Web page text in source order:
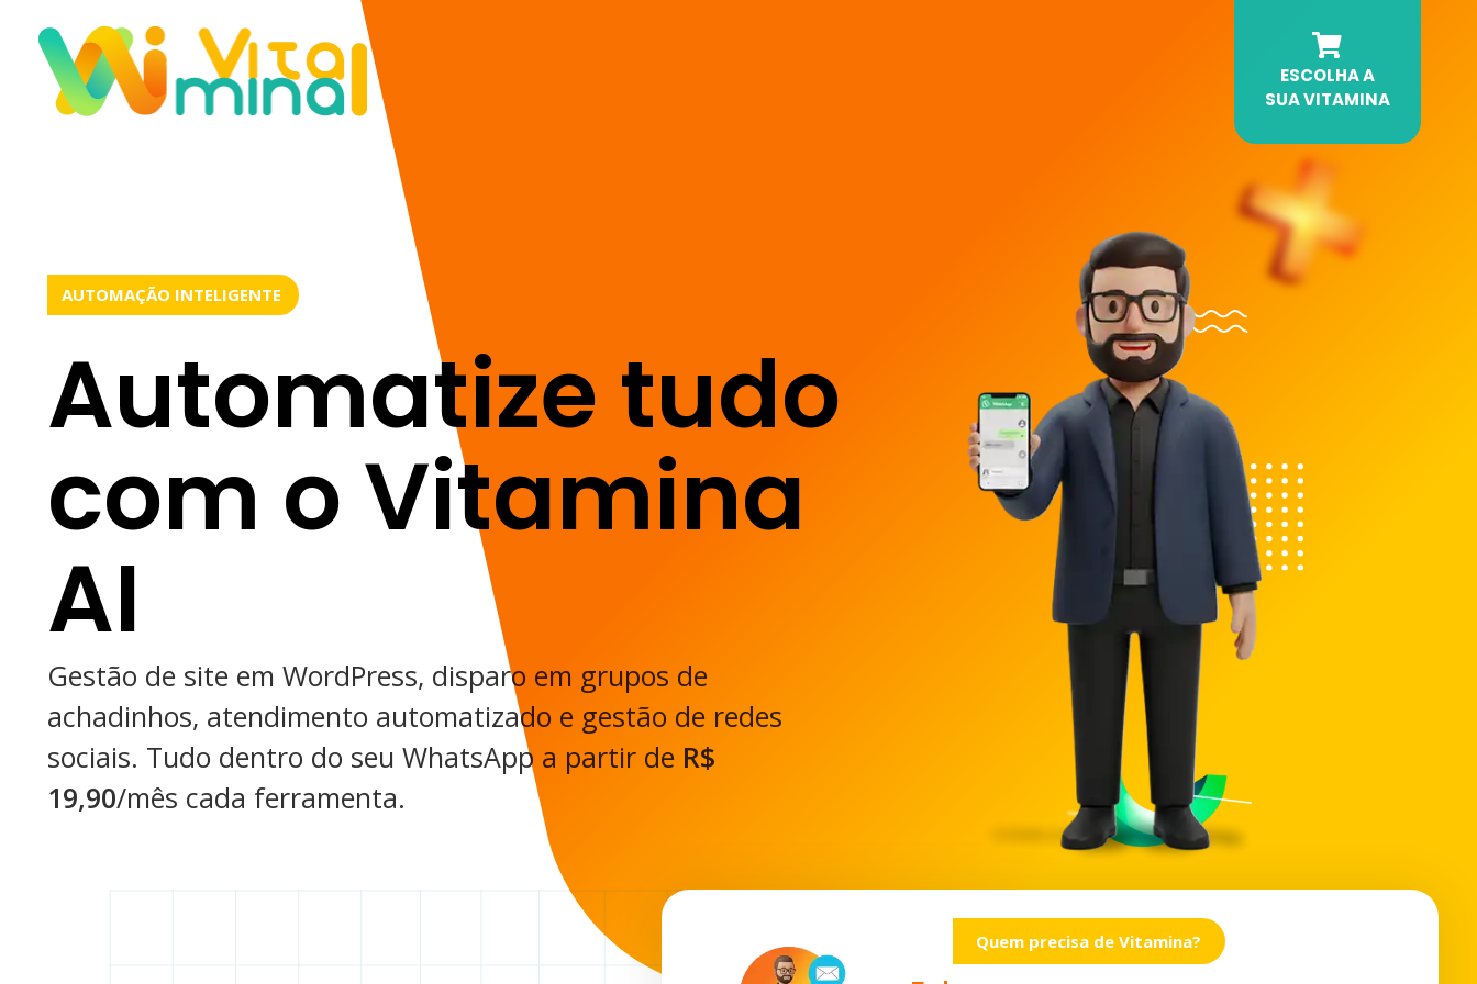
ESCOLHA A
SUA VITAMINA
AUTOMAÇÃO INTELIGENTE
Automatize tudo
com o Vitamina
AI
Gestão de site em WordPress, disparo em grupos de
achadinhos, atendimento automatizado e gestão de redes
sociais. Tudo dentro do seu WhatsApp a partir de R$
19,90/mês cada ferramenta.
Quem precisa de Vitamina?